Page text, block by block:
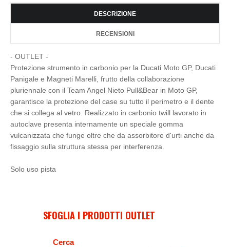
DESCRIZIONE
RECENSIONI
- OUTLET -
Protezione strumento in carbonio per la Ducati Moto GP, Ducati
Panigale e Magneti Marelli, frutto della collaborazione
pluriennale con il Team Angel Nieto Pull&Bear in Moto GP,
garantisce la protezione del case su tutto il perimetro e il dente
che si collega al vetro. Realizzato in carbonio twill lavorato in
autoclave presenta internamente un speciale gomma
vulcanizzata che funge oltre che da assorbitore d'urti anche da
fissaggio sulla struttura stessa per interferenza.
Solo uso pista
SFOGLIA I PRODOTTI OUTLET
Cerca